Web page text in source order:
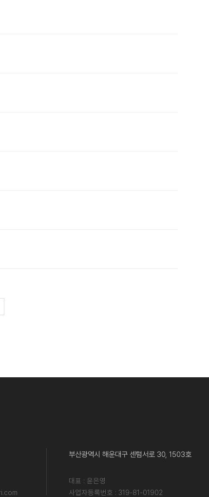
부산광역시 해운대구 센텀서로 30, 1503호
대표 : 윤은영
사업자등록번호 : 319-81-01902